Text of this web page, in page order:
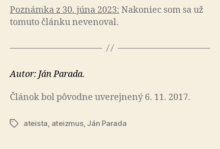
Poznámka z 30. júna 2023: Nakoniec som sa už
tomuto článku nevenoval.
Autor: Ján Parada.
Článok bol pôvodne uverejnený 6. 11. 2017.
Značkyateista, ateizmus, Ján Parada